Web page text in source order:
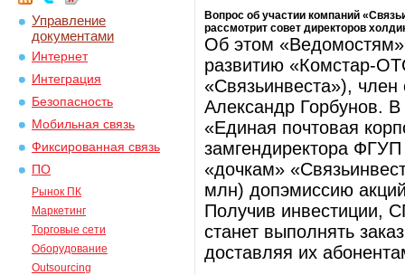
Управление
документами
Интернет
Интеграция
Безопасность
Мобильная связь
Фиксированная связь
ПО
Рынок ПК
Маркетинг
Торговые сети
Оборудование
Outsourcing
Вопрос об участии компаний
рассмотрит совет директоров
Об этом «Ведомостям»
развитию «Комстар-
«Связьинвеста»), член
Александр Горбунов.
«Единая почтовая
замгендиректора
«дочкам»
млн) допэмиссию
Получив инвестиции,
станет выполнять
доставляя их